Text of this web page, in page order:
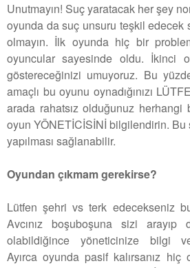
Unutmayın! Suç yaratacak her şey
oyunda da suç unsuru teşkil edecek
olmayın. İlk oyunda hiç bir
oyuncular sayesinde oldu. İkinci
göstereceğinizi umuyoruz. Bu
amaçlı bu oyunu oynadığınızı
arada rahatsız olduğunuz
oyun YÖNETİCİSİNİ bilgilendirin.
yapılması sağlanabilir.
Oyundan çıkmam gerekirse?
Lütfen şehri vs terk edecekseniz
Avcınız boşuboşuna sizi arayıp
olabildiğince yöneticinize bilgi
Ayırca oyunda pasif kalırsanız hiç